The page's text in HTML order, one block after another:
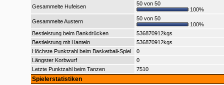
Gesammelte Hufeisen
50 von 50
100%
Gesammelte Austern
50 von 50
100%
Bestleistung beim Bankdrücken
536870912kgs
Bestleistung mit Hanteln
536870912kgs
Höchste Punktzahl beim Basketball-Spiel
0
Längster Korbwurf
0
Letzte Punktzahl beim Tanzen
7510
Spielerstatistiken